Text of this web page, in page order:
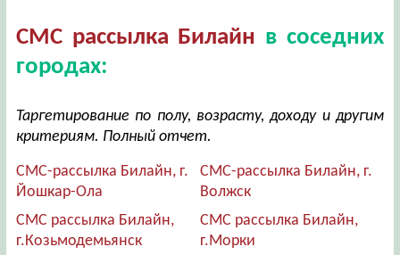
СМС рассылка Билайн в соседних
городах:
Таргетирование по полу, возрасту, доходу и другим
критериям. Полный отчет.
СМС-рассылка Билайн, г.
Йошкар-Ола
СМС-рассылка Билайн, г.
Волжск
СМС рассылка Билайн,
г.Козьмодемьянск
СМС рассылка Билайн,
г.Морки